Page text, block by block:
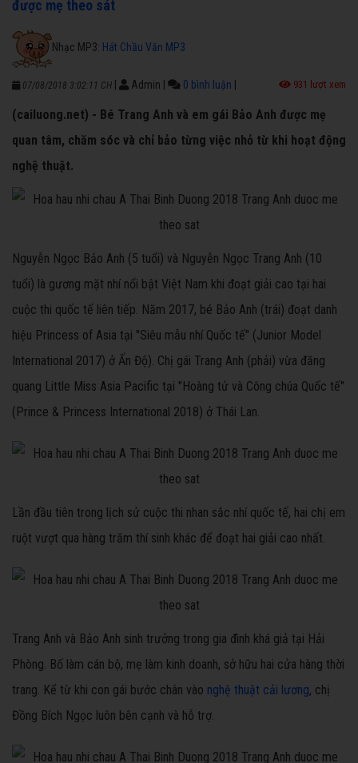
được mẹ theo sát
Nhạc MP3: Hát Chầu Văn MP3
07/08/2018 3:02:11 CH Admin 0 bình luận 931 lượt xem
(cailuong.net) - Bé Trang Anh và em gái Bảo Anh được mẹ
quan tâm, chăm sóc và chỉ bảo từng việc nhỏ từ khi hoạt động
nghệ thuật.
Nguyễn Ngọc Bảo Anh (5 tuổi) và Nguyễn Ngọc Trang Anh (10
tuổi) là gương mặt nhí nổi bật Việt Nam khi đoạt giải cao tại hai
cuộc thi quốc tế liên tiếp. Năm 2017, bé Bảo Anh (trái) đoạt danh
hiệu Princess of Asia tại "Siêu mẫu nhí Quốc tế" (Junior Model
International 2017) ở Ấn Độ). Chị gái Trang Anh (phải) vừa đăng
quang Little Miss Asia Pacific tại "Hoàng tử và Công chúa Quốc tế"
(Prince & Princess International 2018) ở Thái Lan.
Lần đầu tiên trong lịch sử cuộc thi nhan sắc nhí quốc tế, hai chị em
ruột vượt qua hàng trăm thí sinh khác để đoạt hai giải cao nhất.
Trang Anh và Bảo Anh sinh trưởng trong gia đình khá giả tại Hải
Phòng. Bố làm cán bộ, mẹ làm kinh doanh, sở hữu hai cửa hàng thời
trang. Kể từ khi con gái bước chân vào nghệ thuật cải lương, chị
Đồng Bích Ngọc luôn bên cạnh và hỗ trợ.